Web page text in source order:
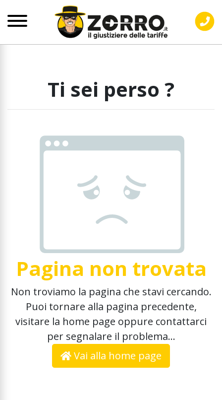
Ti sei perso ?
Pagina non trovata
Non troviamo la pagina che stavi cercando.
Puoi tornare alla pagina precedente,
visitare la home page oppure contattarci
per segnalare il problema...
Vai alla home page